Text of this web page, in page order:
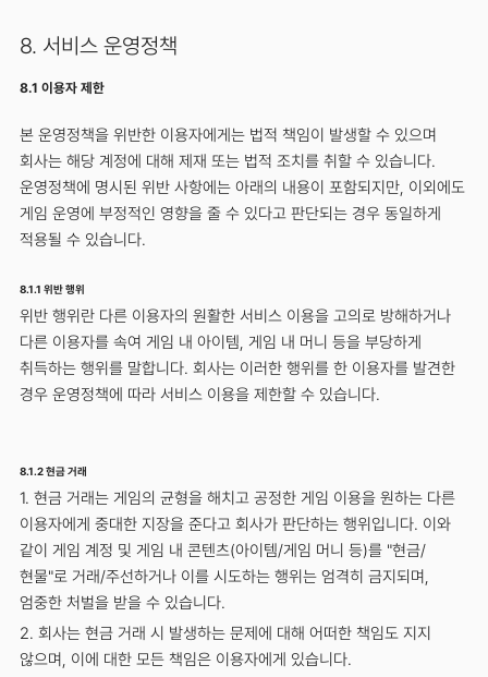
8. 서비스 운영정책
8.1 이용자 제한
본 운영정책을 위반한 이용자에게는 법적 책임이 발생할 수 있으며
회사는 해당 계정에 대해 제재 또는 법적 조치를 취할 수 있습니다.
운영정책에 명시된 위반 사항에는 아래의 내용이 포함되지만, 이외에도
게임 운영에 부정적인 영향을 줄 수 있다고 판단되는 경우 동일하게
적용될 수 있습니다.
8.1.1 위반 행위
위반 행위란 다른 이용자의 원활한 서비스 이용을 고의로 방해하거나
다른 이용자를 속여 게임 내 아이템, 게임 내 머니 등을 부당하게
취득하는 행위를 말합니다. 회사는 이러한 행위를 한 이용자를 발견한
경우 운영정책에 따라 서비스 이용을 제한할 수 있습니다.
8.1.2 현금 거래
1. 현금 거래는 게임의 균형을 해치고 공정한 게임 이용을 원하는 다른
이용자에게 중대한 지장을 준다고 회사가 판단하는 행위입니다. 이와
같이 게임 계정 및 게임 내 콘텐츠(아이템/게임 머니 등)를 "현금/
현물"로 거래/주선하거나 이를 시도하는 행위는 엄격히 금지되며,
엄중한 처벌을 받을 수 있습니다.
2. 회사는 현금 거래 시 발생하는 문제에 대해 어떠한 책임도 지지
않으며, 이에 대한 모든 책임은 이용자에게 있습니다.